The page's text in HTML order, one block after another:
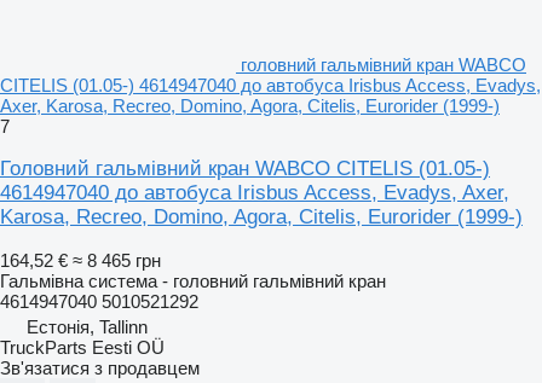
головний гальмівний кран WABCO
CITELIS (01.05-) 4614947040 до автобуса Irisbus Access, Evadys,
Axer, Karosa, Recreo, Domino, Agora, Citelis, Eurorider (1999-)
7
Головний гальмівний кран WABCO CITELIS (01.05-)
4614947040 до автобуса Irisbus Access, Evadys, Axer,
Karosa, Recreo, Domino, Agora, Citelis, Eurorider (1999-)
164,52 € ≈ 8 465 грн
Гальмівна система - головний гальмівний кран
4614947040 5010521292
Естонія, Tallinn
TruckParts Eesti OÜ
Зв'язатися з продавцем